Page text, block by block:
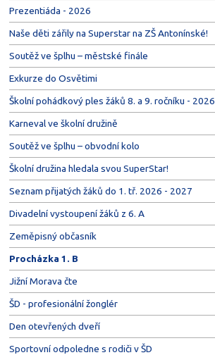
Prezentiáda - 2026
Naše děti zářily na Superstar na ZŠ Antonínské!
Soutěž ve šplhu – městské finále
Exkurze do Osvětimi
Školní pohádkový ples žáků 8. a 9. ročníku - 2026
Karneval ve školní družině
Soutěž ve šplhu – obvodní kolo
Školní družina hledala svou SuperStar!
Seznam přijatých žáků do 1. tř. 2026 - 2027
Divadelní vystoupení žáků z 6. A
Zeměpisný občasník
Procházka 1. B
Jižní Morava čte
ŠD - profesionální žonglér
Den otevřených dveří
Sportovní odpoledne s rodiči v ŠD